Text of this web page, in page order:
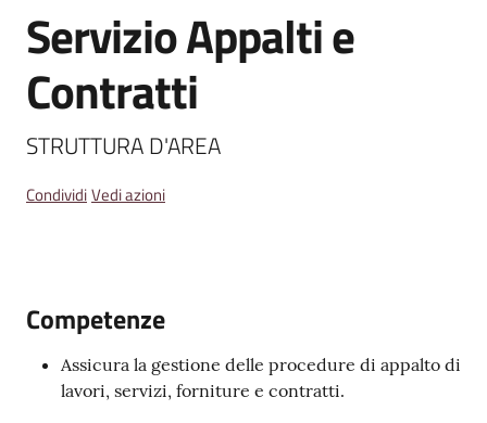
Amministrazione
Menu selezionato
Servizi
Menu selezionato
Novità
Vivere
Salta al contenuto
Servizio Appalti e
Contratti
STRUTTURA D'AREA
CondividiVedi azioni
Competenze
Assicura la gestione delle procedure di appalto di
lavori, servizi, forniture e contratti.